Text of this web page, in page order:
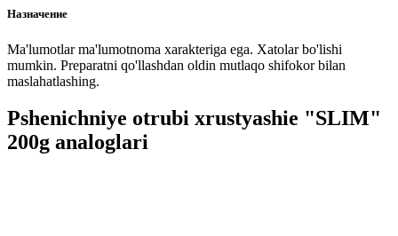
Назначение
Ma'lumotlar ma'lumotnoma xarakteriga ega. Xatolar bo'lishi
mumkin. Preparatni qo'llashdan oldin mutlaqo shifokor bilan
maslahatlashing.
Pshenichniye otrubi xrustyashie "SLIM"
200g analoglari